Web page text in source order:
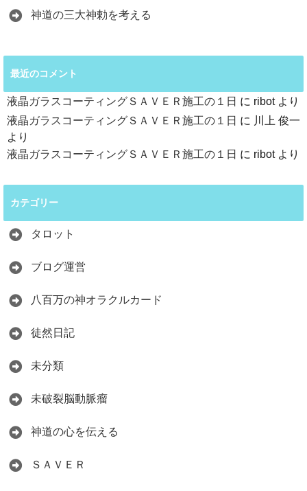
神道の三大神勅を考える
最近のコメント
液晶ガラスコーティングＳＡＶＥＲ施工の１日 に ribotより
液晶ガラスコーティングＳＡＶＥＲ施工の１日 に 川上 俊一
より
液晶ガラスコーティングＳＡＶＥＲ施工の１日 に ribotより
カテゴリー
タロット
ブログ運営
八百万の神オラクルカード
徒然日記
未分類
未破裂脳動脈瘤
神道の心を伝える
ＳＡＶＥＲ